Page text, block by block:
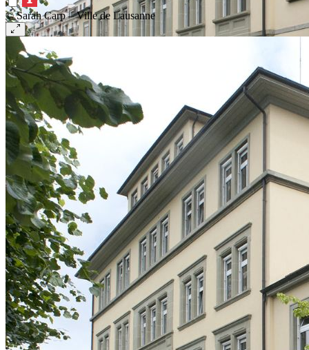
© Sarah Carp – Ville de Lausanne